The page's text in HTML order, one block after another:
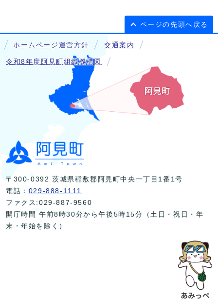
ページの先頭へ戻る
ホームページ運営方針 交通案内
令和8年度阿見町組織機構図
〒300-0392 茨城県稲敷郡阿見町中央一丁目1番1号
電話： 029-888-1111
ファクス:029-887-9560
開庁時間 午前8時30分から午後5時15分（土日・祝日・年
末・年始を除く）